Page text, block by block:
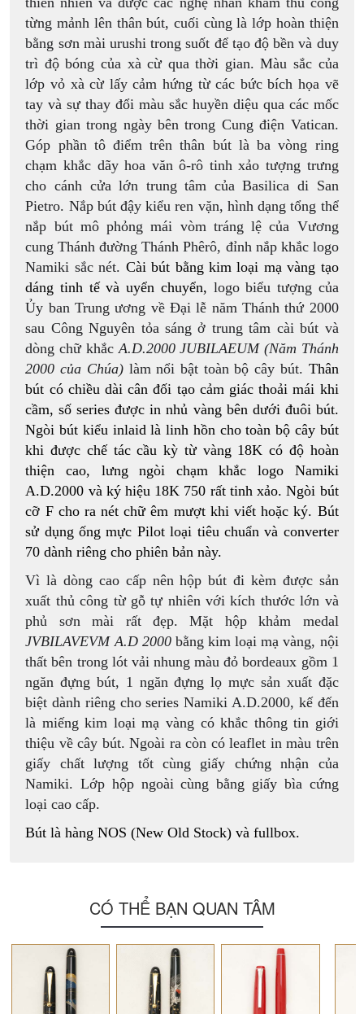
từng mảnh lên thân bút, cuối cùng là lớp hoàn thiện
bằng sơn mài urushi trong suốt để tạo độ bền và duy
trì độ bóng của xà cừ qua thời gian. Màu sắc của
lớp vỏ xà cừ lấy cảm hứng từ các bức bích họa vẽ
tay và sự thay đổi màu sắc huyền diệu qua các mốc
thời gian trong ngày bên trong Cung điện Vatican.
Góp phần tô điểm trên thân bút là ba vòng ring
chạm khắc dãy hoa văn ô-rô tinh xảo tượng trưng
cho cánh cửa lớn trung tâm của Basilica di San
Pietro. Nắp bút đậy kiểu ren vặn, hình dạng tổng thể
nắp bút mô phỏng mái vòm tráng lệ của Vương
cung Thánh đường Thánh Phêrô, đỉnh nắp khắc logo
Namiki sắc nét. Cài bút bằng kim loại mạ vàng tạo
dáng tinh tế và uyển chuyển, logo biểu tượng của
Ủy ban Trung ương về Đại lễ năm Thánh thứ 2000
sau Công Nguyên tỏa sáng ở trung tâm cài bút và
dòng chữ khắcA.D.2000 JUBILAEUM (Năm Thánh
2000 của Chúa)làm nổi bật toàn bộ cây bút. Thân
bút có chiều dài cân đối tạo cảm giác thoải mái khi
cầm, số series được in nhủ vàng bên dưới đuôi bút.
Ngòi bút kiểu inlaid là linh hồn cho toàn bộ cây bút
khi được chế tác cầu kỳ từ vàng 18K có độ hoàn
thiện cao, lưng ngòi chạm khắc logo Namiki
A.D.2000 và ký hiệu 18K 750 rất tinh xảo. Ngòi bút
cỡ F cho ra nét chữ êm mượt khi viết hoặc ký. Bút
sử dụng ống mực Pilot loại tiêu chuẩn và converter
70 dành riêng cho phiên bản này.
Vì là dòng cao cấp nên hộp bút đi kèm được sản
xuất thủ công từ gỗ tự nhiên với kích thước lớn và
phủ sơn mài rất đẹp. Mặt hộp khảm medal
JVBILAVEVM A.D 2000 bằng kim loại mạ vàng, nội
thất bên trong lót vải nhung màu đỏ bordeaux gồm 1
ngăn đựng bút, 1 ngăn đựng lọ mực sản xuất đặc
biệt dành riêng cho series Namiki A.D.2000, kế đến
là miếng kim loại mạ vàng có khắc thông tin giới
thiệu về cây bút. Ngoài ra còn có leaflet in màu trên
giấy chất lượng tốt cùng giấy chứng nhận của
Namiki. Lớp hộp ngoài cùng bằng giấy bìa cứng
loại cao cấp.
Bút là hàng NOS (New Old Stock) và fullbox.
CÓ THỂ BẠN QUAN TÂM